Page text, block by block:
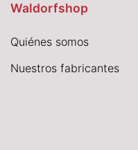
Waldorfshop
Quiénes somos
Nuestros fabricantes